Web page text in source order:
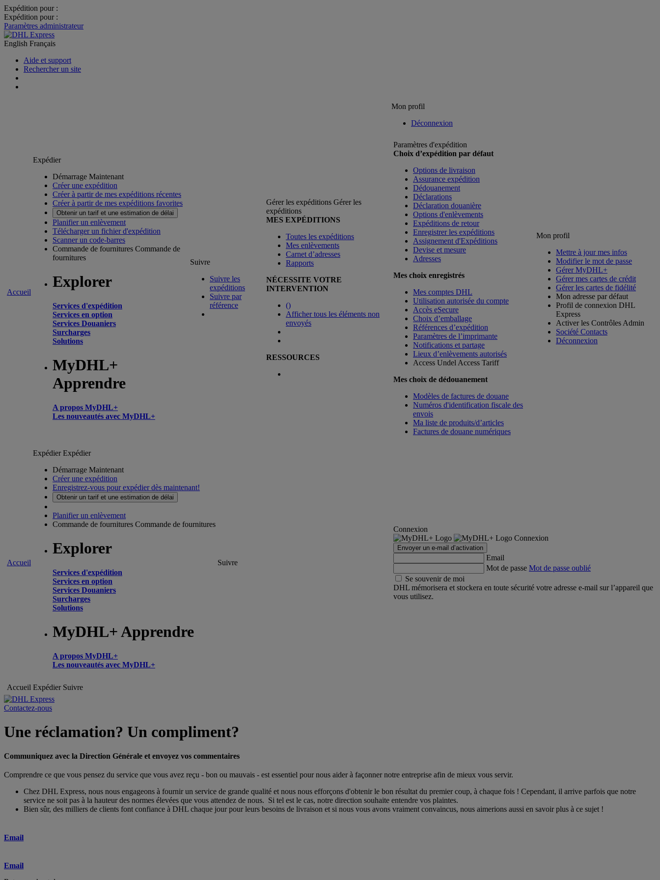
Expédition pour :
Expédition pour :
Paramètres administrateur
English Français
Aide et support
Rechercher un site
Mon profil
Déconnexion
Accueil
Expédier
Démarrage Maintenant
Créer une expédition
Créer à partir de mes expéditions récentes
Créer à partir de mes expéditions favorites
Obtenir un tarif et une estimation de délai
Planifier un enlèvement
Télécharger un fichier d'expédition
Scanner un code-barres
Commande de fournitures Commande de
fournitures
Explorer
Services d'expédition
Services en option
Services Douaniers
Surcharges
Solutions
MyDHL+
Apprendre
A propos MyDHL+
Les nouveautés avec MyDHL+
Suivre
Suivre les
expéditions
Suivre par
référence
Gérer les expéditions Gérer les
expéditions
MES EXPÉDITIONS
Toutes les expéditions
Mes enlèvements
Carnet d’adresses
Rapports
NÉCESSITE VOTRE
INTERVENTION
()
Afficher tous les éléments non
envoyés
RESSOURCES
Paramètres d'expédition
Choix d’expédition par défaut
Options de livraison
Assurance expédition
Dédouanement
Déclarations
Déclaration douanière
Options d'enlèvements
Expéditions de retour
Enregistrer les expéditions
Assignement d'Expéditions
Devise et mesure
Adresses
Mes choix enregistrés
Mes comptes DHL
Utilisation autorisée du compte
Accès eSecure
Choix d’emballage
Références d’expédition
Paramètres de l’imprimante
Notifications et partage
Lieux d’enlèvements autorisés
Access Undel Access Tariff
Mes choix de dédouanement
Modèles de factures de douane
Numéros d'identification fiscale des
envois
Ma liste de produits/d’articles
Factures de douane numériques
Mon profil
Mettre à jour mes infos
Modifier le mot de passe
Gérer MyDHL+
Gérer mes cartes de crédit
Gérer les cartes de fidélité
Mon adresse par défaut
Profil de connexion DHL
Express
Activer les Contrôles Admin
Société Contacts
Déconnexion
Accueil
ExpédierExpédier
Démarrage Maintenant
Créer une expédition
Enregistrez-vous pour expédier dès maintenant!
Obtenir un tarif et une estimation de délai
Planifier un enlèvement
Commande de fournitures Commande de fournitures
Explorer
Services d'expédition
Services en option
Services Douaniers
Surcharges
Solutions
MyDHL+ Apprendre
A propos MyDHL+
Les nouveautés avec MyDHL+
Suivre
Connexion
Connexion
Envoyer un e-mail d’activation
Email
Mot de passe Mot de passe oublié
Se souvenir de moi
DHL mémorisera et stockera en toute sécurité votre adresse e-mail sur l’appareil que
vous utilisez.
Accueil Expédier Suivre
Contactez-nous
Une réclamation? Un compliment?
Communiquez avec la Direction Générale et envoyez vos commentaires
Comprendre ce que vous pensez du service que vous avez reçu - bon ou mauvais - est essentiel pour nous aider à façonner notre entreprise afin de mieux vous servir.
Chez DHL Express, nous nous engageons à fournir un service de grande qualité et nous nous efforçons d'obtenir le bon résultat du premier coup, à chaque fois ! Cependant, il arrive parfois que notre
service ne soit pas à la hauteur des normes élevées que vous attendez de nous. Si tel est le cas, notre direction souhaite entendre vos plaintes.
Bien sûr, des milliers de clients font confiance à DHL chaque jour pour leurs besoins de livraison et si nous vous avons vraiment convaincus, nous aimerions aussi en savoir plus à ce sujet !
Email
Email